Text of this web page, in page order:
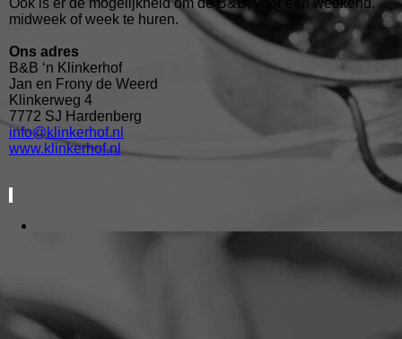
Ook is er de mogelijkheid om de B&B, voor
een weekend,
midweek of week te huren.
Ons adres
B&B ‘n Klinkerhof
Jan en Frony de Weerd
Klinkerweg 4
7772 SJ Hardenberg
info@klinkerhof.nl
www.klinkerhof.nl